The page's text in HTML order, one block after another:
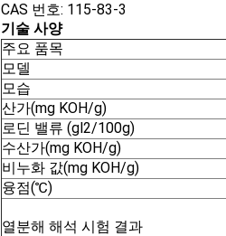
CAS 번호: 115-83-3
기술 사양
주요 품목
모델
모습
산가(mg KOH/g)
로딘 밸류 (gl2/100g)
수산가(mg KOH/g)
비누화 값(mg KOH/g)
융점(℃)
열분해 해석 시험 결과